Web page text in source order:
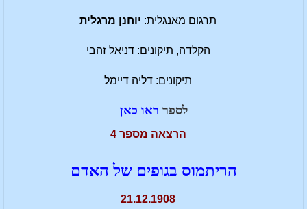
תרגום מאנגלית: יוחנן מרגלית
הקלדה, תיקונים: דניאל זהבי
תיקונים: דליה דיימל
לספר ראו כאן
הרצאה מספר 4
הריתמוס בגופים של האדם
21.12.1908